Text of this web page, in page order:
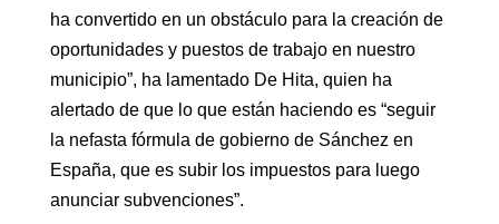
ha convertido en un obstáculo para la creación de
oportunidades y puestos de trabajo en nuestro
municipio”, ha lamentado De Hita, quien ha
alertado de que lo que están haciendo es “seguir
la nefasta fórmula de gobierno de Sánchez en
España, que es subir los impuestos para luego
anunciar subvenciones”.